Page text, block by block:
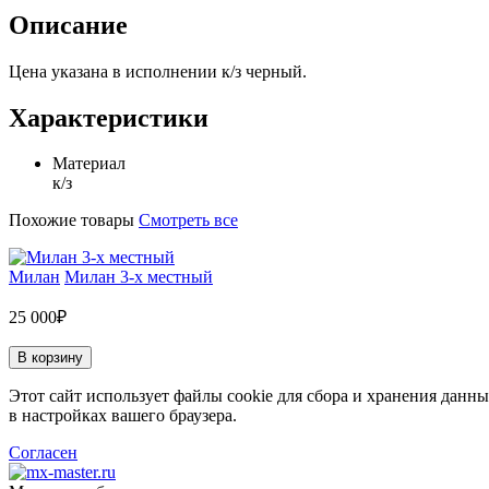
Описание
Цена указана в исполнении к/з черный.
Характеристики
Материал
к/з
Похожие товары Смотреть все
Милан Милан 3-х местный
25 000₽
В корзину
Этот сайт использует файлы cookie для сбора и хранения
в настройках вашего браузера.
Согласен